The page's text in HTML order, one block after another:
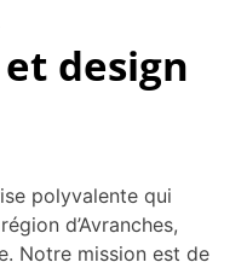
design
polyvalente qui
d’Avranches,
Notre mission est de